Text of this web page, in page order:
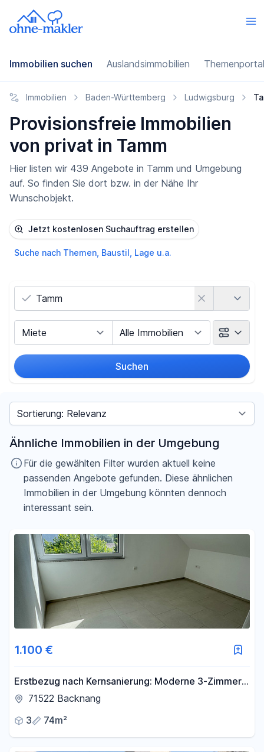
Immobilien suchen Auslandsimmobilien
Immobilien Baden-Württemberg Ludwigsburg
Provisionsfreie Immobilien
von privat in Tamm
Hier listen wir 439 Angebote in Tamm und Umgebung
auf. So finden Sie dort bzw. in der Nähe Ihr
Wunschobjekt.
Jetzt kostenlosen Suchauftrag erstellen
Suche nach Themen, Baustil, Lage u.a.
Suchen
Preis
Fläche
- m²
Filter für Fläche zurücksetzen
Sortieren nach
Ähnliche Immobilien in der Umgebung
Für die gewählten Filter wurden aktuell keine
passenden Angebote gefunden. Diese ähnlichen
Immobilien in der Umgebung könnten dennoch
interessant sein.
1.100 €
Erstbezug nach Kernsanierung: Moderne 3-Zimmer-
Dachgeschosswohnung mit neuer Einbauküche
71522 Backnang
3
74m²